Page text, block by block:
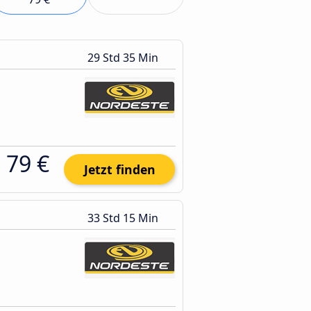
29 Std 35 Min
79 € Jetzt finden
33 Std 15 Min